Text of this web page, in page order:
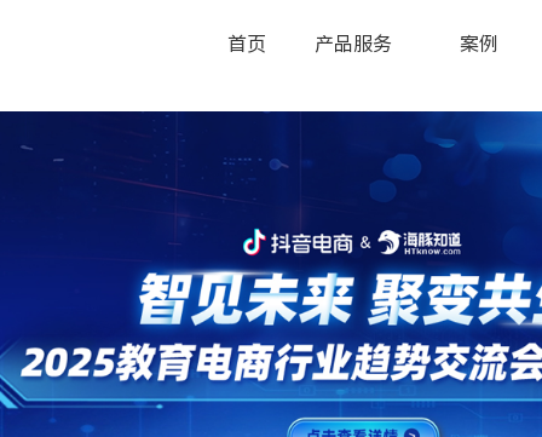
首页 产品服务 案例